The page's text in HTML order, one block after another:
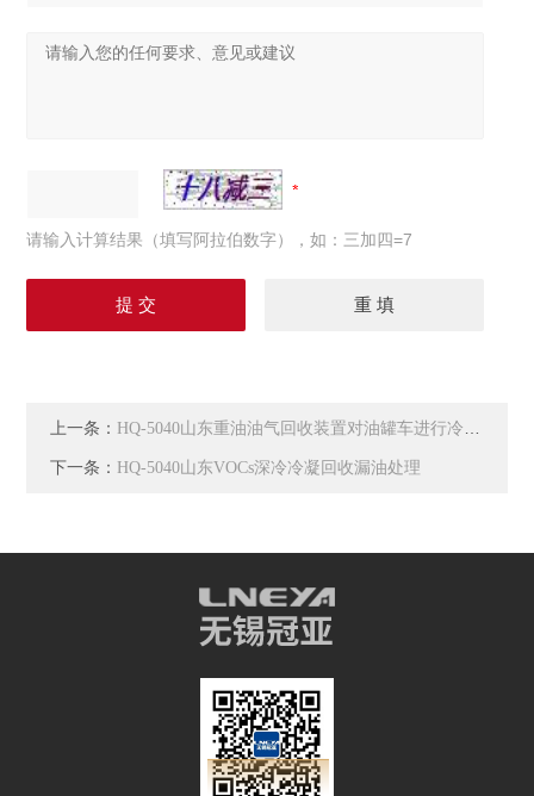
请输入计算结果（填写阿拉伯数字），如：三加四=7
上一条： HQ-5040山东重油油气回收装置对油罐车进行冷凝回收
下一条： HQ-5040山东VOCs深冷冷凝回收漏油处理